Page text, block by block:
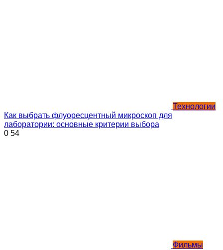
Технологии
Как выбрать флуоресцентный микроскоп для
лаборатории: основные критерии выбора
0 54
Фильмы